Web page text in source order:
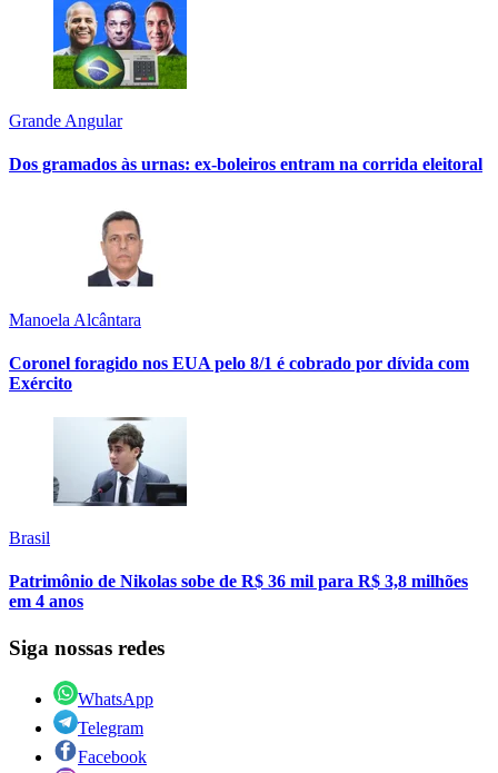
Grande Angular
Dos gramados às urnas: ex-boleiros entram na corrida eleitoral
Manoela Alcântara
Coronel foragido nos EUA pelo 8/1 é cobrado por dívida com
Exército
Brasil
Patrimônio de Nikolas sobe de R$ 36 mil para R$ 3,8 milhões
em 4 anos
Siga nossas redes
WhatsApp
Telegram
Facebook